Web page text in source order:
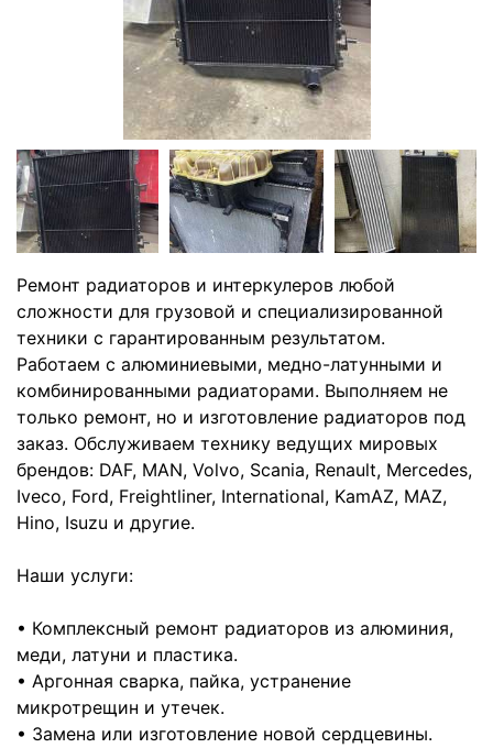
Ремонт радиаторов и интеркулеров любой
сложности для грузовой и специализированной
техники с гарантированным результатом.
Работаем с алюминиевыми, медно-латунными и
комбинированными радиаторами. Выполняем не
только ремонт, но и изготовление радиаторов под
заказ. Обслуживаем технику ведущих мировых
брендов: DAF, MAN, Volvo, Scania, Renault, Mercedes,
Iveco, Ford, Freightliner, International, KamAZ, MAZ,
Hino, Isuzu и другие.
Наши услуги:
• Комплексный ремонт радиаторов из алюминия,
меди, латуни и пластика.
• Аргонная сварка, пайка, устранение
микротрещин и утечек.
• Замена или изготовление новой сердцевины.